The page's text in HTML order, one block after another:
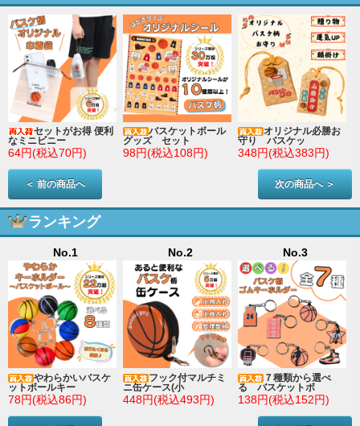
セットがお得 便利
なミニビニー
64円(税込70円)
バスケットボール
グッズ セット
98円(税込108円)
オリジナル必勝お
守り バスケッ
348円(税込383円)
＜ 前の商品へ 次の商品へ ＞
ランキング
No.1
やわらかいバスケ
ットボールキー
78円(税込86円)
No.2
フック付マルチミ
ニ缶ケース(小
448円(税込493円)
No.3
７種類から選べ
る バスケットボ
138円(税込152円)